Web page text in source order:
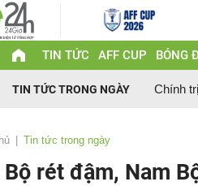
TIN TỨC AFF CUP BÓNG
TIN TỨC TRONG NGÀY Chính
Tin tức trong ngày
Bộ rét đậm, Nam